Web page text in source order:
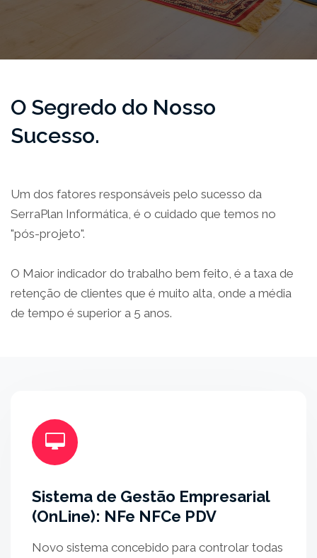
O Segredo do Nosso
Sucesso.
Um dos fatores responsáveis pelo sucesso da
SerraPlan Informática, é o cuidado que temos no
"pós-projeto".
O Maior indicador do trabalho bem feito, é a taxa de
retenção de clientes que é muito alta, onde a média
de tempo é superior a 5 anos.
Sistema de Gestão Empresarial
(OnLine): NFe NFCe PDV
Novo sistema concebido para controlar todas